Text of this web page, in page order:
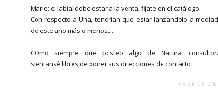
Marie: el labial debe estar a la venta, fijate en el catálogo.
Con respecto a Una, tendrían que estar lanzandolo a
de este año más o menos....
COmo siempre que posteo algo de Natura,
sientansé libres de poner sus direcciones de contacto